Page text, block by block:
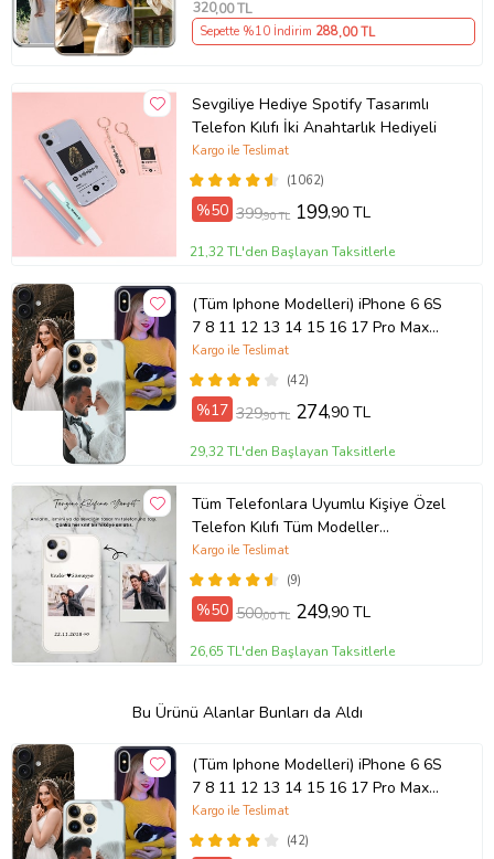
320,00 TL
Sepette %10 İndirim 288,00 TL
Sevgiliye Hediye Spotify Tasarımlı
Telefon Kılıfı İki Anahtarlık Hediyeli
(1062)
Kargo ile Teslimat
%50 399,90 TL 199,90 TL
21,32 TL'den Başlayan Taksitlerle
(Tüm Iphone Modelleri) iPhone 6 6S
7 8 11 12 13 14 15 16 17 Pro Max
Plus Mini Kişiye Özel Resimli
Fotoğraflı Kılıf(42)
Kargo ile Teslimat
%17 329,90 TL 274,90 TL
29,32 TL'den Başlayan Taksitlerle
Tüm Telefonlara Uyumlu Kişiye Özel
Telefon Kılıfı Tüm Modeller
Açıklamada
(9)
Kargo ile Teslimat
%50 500,00 TL 249,90 TL
26,65 TL'den Başlayan Taksitlerle
Bu Ürünü Alanlar Bunları da Aldı
(Tüm Iphone Modelleri) iPhone 6 6S
7 8 11 12 13 14 15 16 17 Pro Max
Plus Mini Kişiye Özel Resimli
Fotoğraflı Kılıf(42)
Kargo ile Teslimat